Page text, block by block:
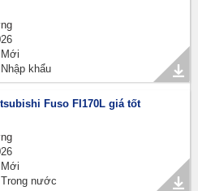
Mới
Nhập khẩu
Fuso FI170L giá tốt
Mới
Trong nước